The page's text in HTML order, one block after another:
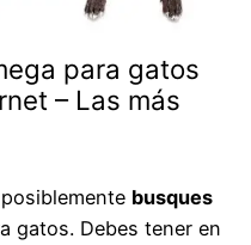
para gatos
– Las más
busques
gatos. Debes tener en